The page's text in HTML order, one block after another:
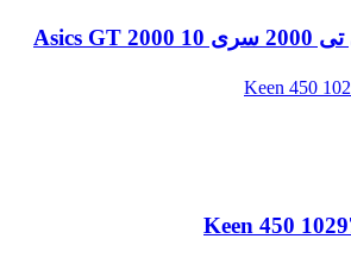
کتونی اسیکس جی تی 2000 سری 10 Asics GT 2000